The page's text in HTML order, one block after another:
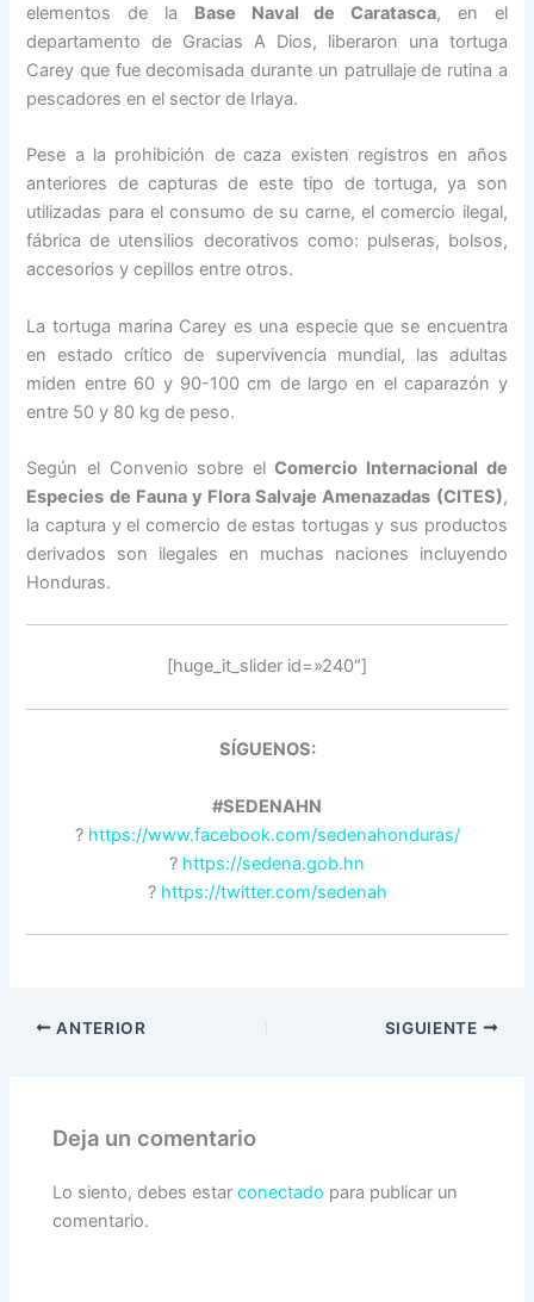
elementos de la Base Naval de Caratasca, en el
departamento de Gracias A Dios, liberaron una tortuga
Carey que fue decomisada durante un patrullaje de rutina a
pescadores en el sector de Irlaya.
Pese a la prohibición de caza existen registros en años
anteriores de capturas de este tipo de tortuga, ya son
utilizadas para el consumo de su carne, el comercio ilegal,
fábrica de utensilios decorativos como: pulseras, bolsos,
accesorios y cepillos entre otros.
La tortuga marina Carey es una especie que se encuentra
en estado crítico de supervivencia mundial, las adultas
miden entre 60 y 90-100 cm de largo en el caparazón y
entre 50 y 80 kg de peso.
Según el Convenio sobre elComercio Internacional de
Especies de Fauna y Flora Salvaje Amenazadas (CITES),
la captura y el comercio de estas tortugas y sus productos
derivados son ilegales en muchas naciones incluyendo
Honduras.
[huge_it_slider id=»240″]
SÍGUENOS:
#SEDENAHN
? https://www.facebook.com/sedenahonduras/
? https://sedena.gob.hn
? https://twitter.com/sedenah
ANTERIOR SIGUIENTE
Deja un comentario
Lo siento, debes estarconectado para publicar un
comentario.